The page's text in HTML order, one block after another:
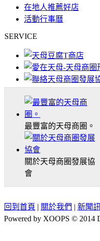
在地人推薦好店
活動行事曆
SERVICE
最豐富的天母商圈。
關於天母商圈發展協
會
回到首頁 | 關於我們 | 新聞
Powered by XOOPS © 2014